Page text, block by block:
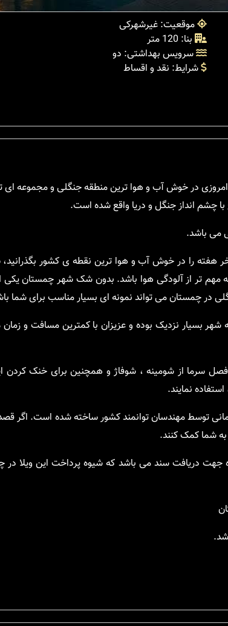
موقعیت: غیرشهرکی
بنا: 120 متر
سرویس بهداشتی: دو
شرایط: نقد و اقساط
در خوش آب و هوا ترین منطقه جنگلی و مجموعه ای
می باشد.
هفته را در خوش آب و هوا ترین نقطه ی کشور
مهم تر از آلودگی هوا باشد. بدون شک شهر چمستان یکی
در چمستان می تواند نمونه ای بسیار مناسب برای شما
بسیار نزدیک بوده و عزیزان با کمترین مسافت و زمان
سرما از شومینه ، شوفاژ و همچنین برای خنک کردن
نمایند.
توسط مهندسان توانمند کشور ساخته شده است. اگر
به شما کمک کنند.
جهت دریافت سند می باشد که شیوه پرداخت این ویلا
شد.